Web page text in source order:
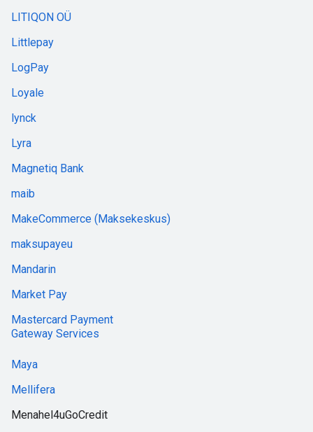
LITIQON OÜ
Littlepay
LogPay
Loyale
lynck
Lyra
Magnetiq Bank
maib
MakeCommerce (Maksekeskus)
maksupayeu
Mandarin
Market Pay
Mastercard Payment
Gateway Services
Maya
Mellifera
Menahel4uGoCredit